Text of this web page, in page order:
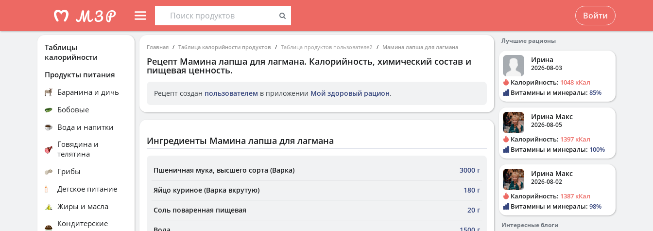
Войти
Главная Таблица калорийности продуктов Таблица продуктов пользователей Мамина лапша для лагмана
Рецепт Мамина лапша для лагмана. Калорийность, химический состав и
пищевая ценность.
Рецепт создан пользователем в приложении Мой здоровый рацион.
Ингредиенты Мамина лапша для лагмана
Пшеничная мука, высшего сорта (Варка) 3000 г
Яйцо куриное (Варка вкрутую) 180 г
Соль поваренная пищевая 20 г
Таблицы
калорийности
Продукты питания
Баранина и дичь
Бобовые
Вода и напитки
Говядина и
телятина
Грибы
Детское питание
Жиры и масла
Кондитерские
Лучшие рационы
Ирина
2026-08-03
Калорийность: 1048 кКал
Витамины и минералы: 85%
Ирина Макс
2026-08-05
Калорийность: 1397 кКал
Витамины и минералы: 100%
Ирина Макс
2026-08-02
Калорийность: 1387 кКал
Витамины и минералы: 98%
Интересные блоги